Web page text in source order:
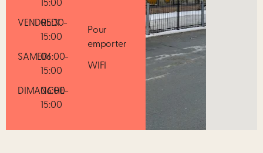
15:00
VENDREDI
05:30-
15:00
SAMEDI06:00-
15:00
DIMANCHE
06:00-
15:00
Pour
emporter
WIFI